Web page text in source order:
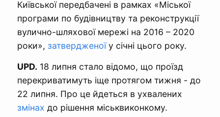
Київської передбачені в рамках «Міської
програми по будівництву та реконструкції
вулично-шляхової мережі на 2016 – 2020
роки», затвердженоїу січні цього року.
UPD. 18 липня стало відомо, що проїзд
перекриватимуть іще протягом тижня - до
22 липня. Про це йдеться в ухвалених
змінах до рішення міськвиконкому.